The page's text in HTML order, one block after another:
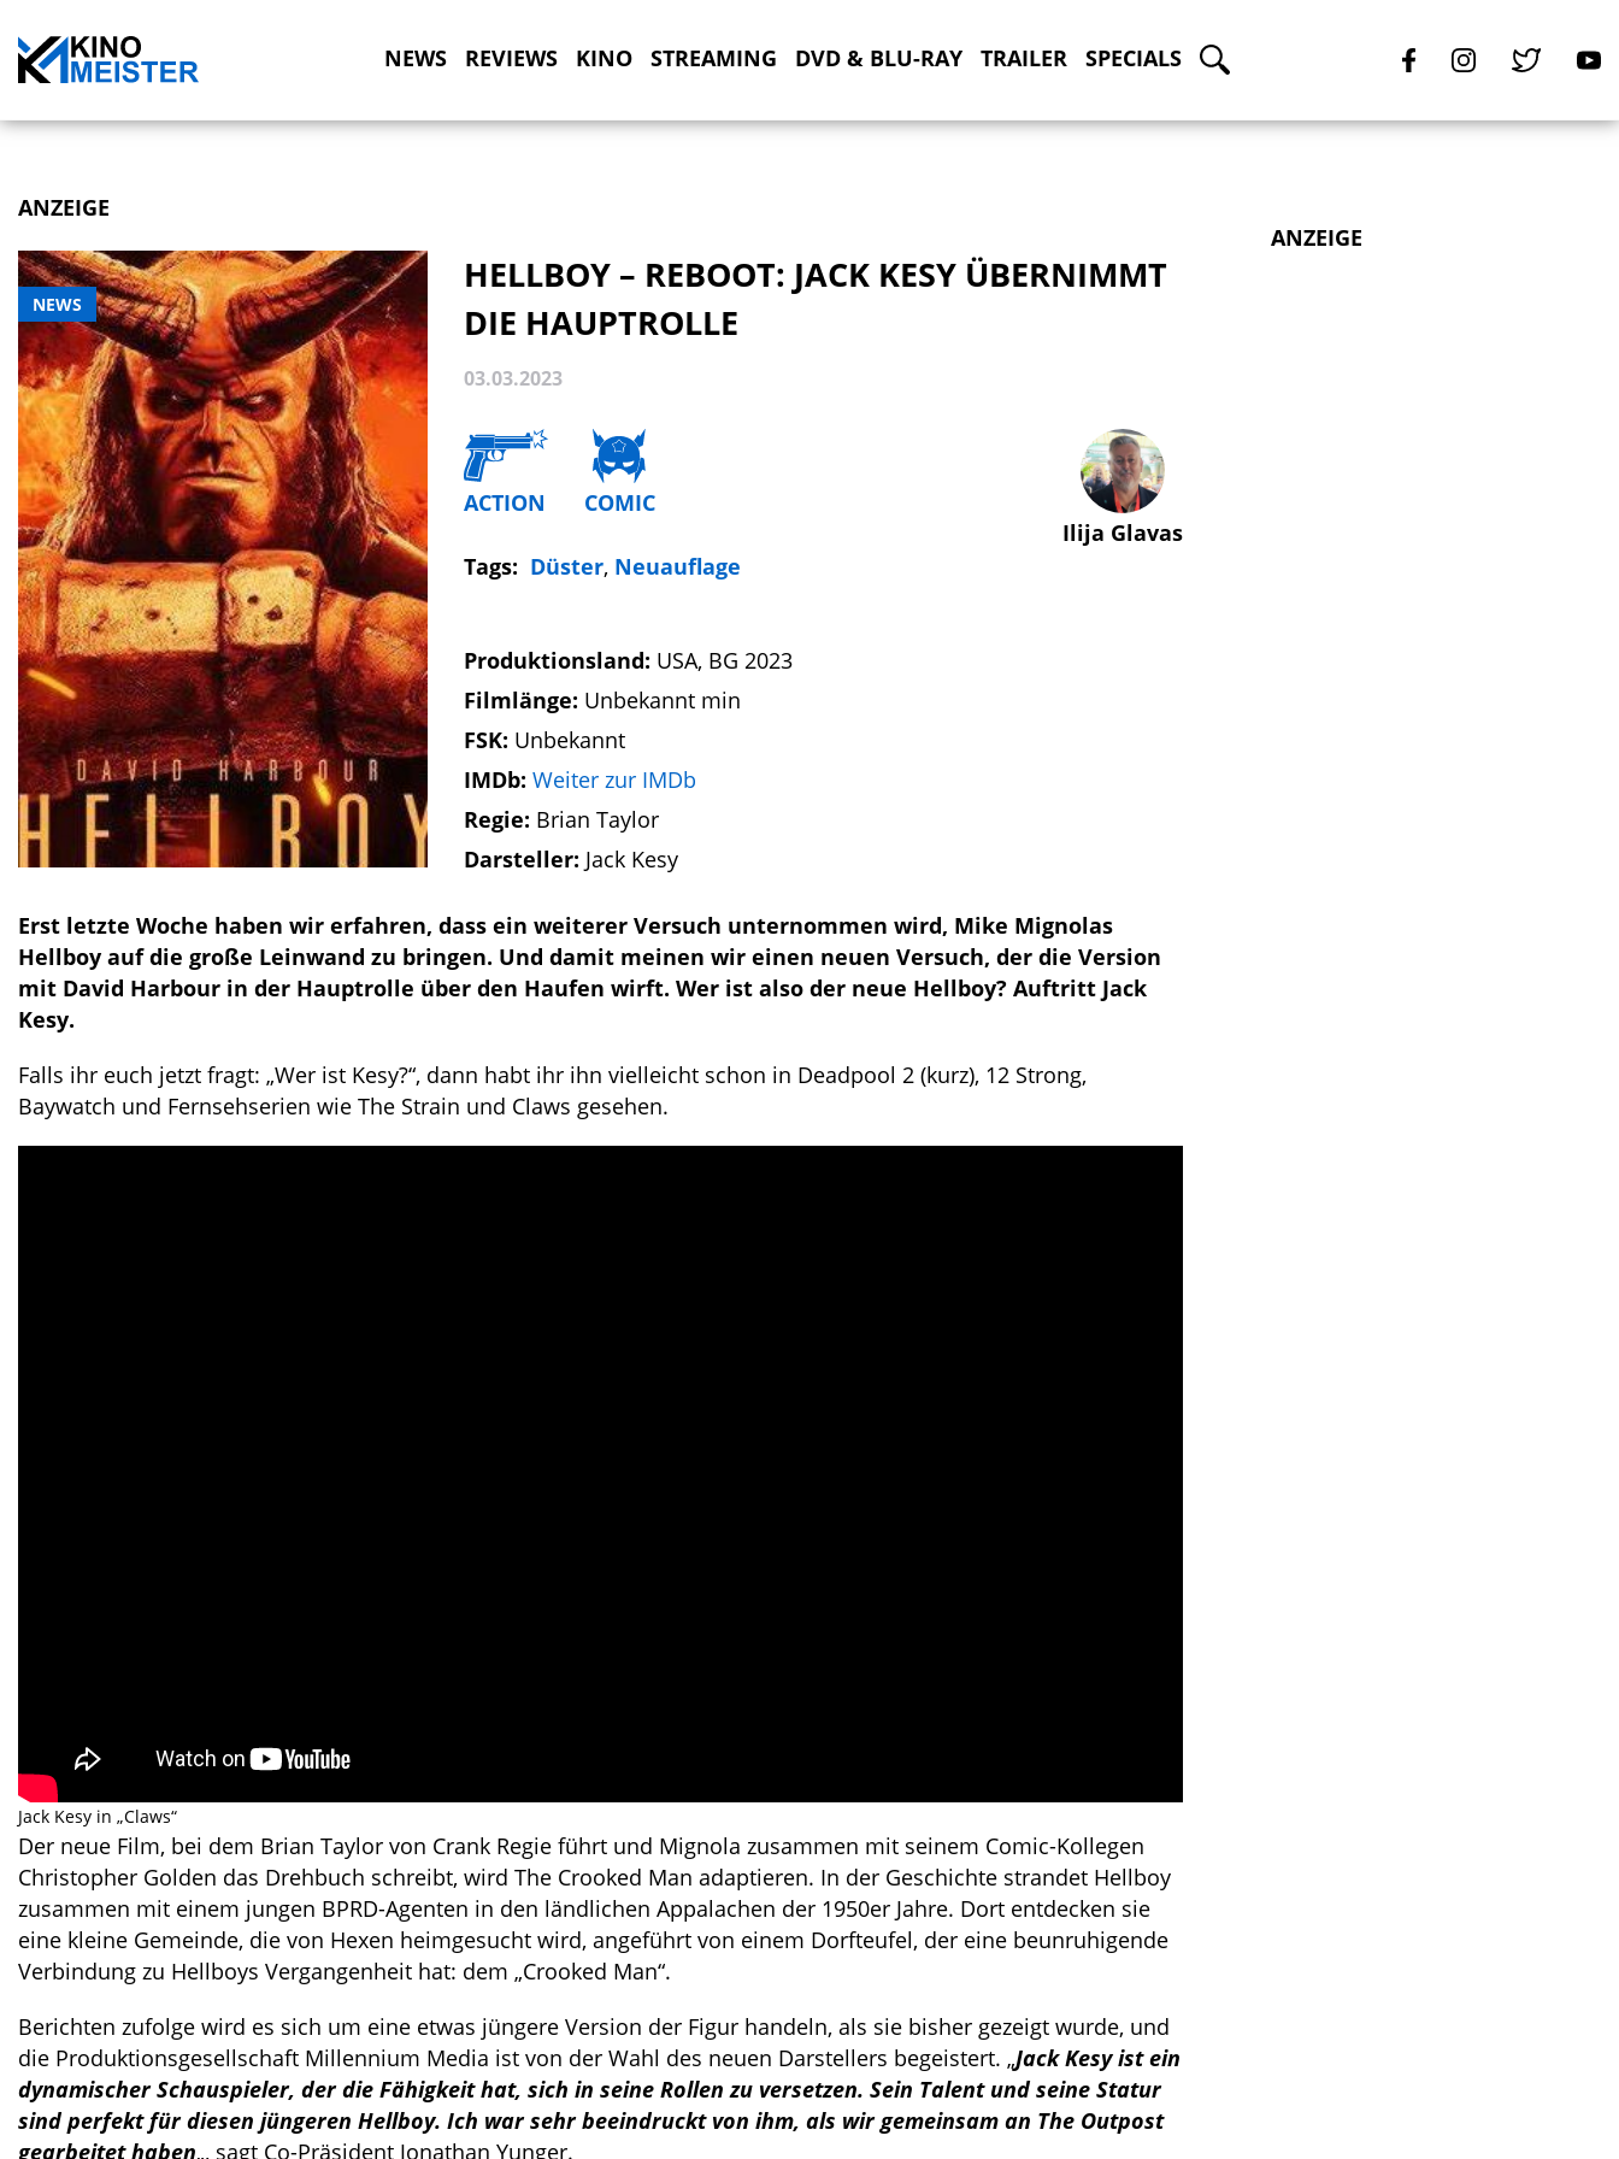
NEWS REVIEWS KINO STREAMING DVD & BLU-RAY TRAILER SPECIALS
ANZEIGE
NEWS
HELLBOY – REBOOT: JACK KESY ÜBERNIMMT
DIE HAUPTROLLE
03.03.2023
ACTION COMIC
Tags: Düster, Neuauflage
Ilija Glavas
Produktionsland: USA, BG 2023
Filmlänge: Unbekannt min
FSK: Unbekannt
IMDb: Weiter zur IMDb
Regie: Brian Taylor
Darsteller: Jack Kesy
Erst letzte Woche haben wir erfahren, dass ein weiterer Versuch unternommen wird, Mike Mignolas
Hellboy auf die große Leinwand zu bringen. Und damit meinen wir einen neuen Versuch, der die Version
mit David Harbour in der Hauptrolle über den Haufen wirft. Wer ist also der neue Hellboy? Auftritt Jack
Kesy.
Falls ihr euch jetzt fragt: „Wer ist Kesy?“, dann habt ihr ihn vielleicht schon in Deadpool 2 (kurz), 12 Strong,
Baywatch und Fernsehserien wie The Strain und Claws gesehen.
Jack Kesy in „Claws“
Der neue Film, bei dem Brian Taylor von Crank Regie führt und Mignola zusammen mit seinem Comic-Kollegen
Christopher Golden das Drehbuch schreibt, wird The Crooked Man adaptieren. In der Geschichte strandet Hellboy
zusammen mit einem jungen BPRD-Agenten in den ländlichen Appalachen der 1950er Jahre. Dort entdecken sie
eine kleine Gemeinde, die von Hexen heimgesucht wird, angeführt von einem Dorfteufel, der eine beunruhigende
Verbindung zu Hellboys Vergangenheit hat: dem „Crooked Man“.
Berichten zufolge wird es sich um eine etwas jüngere Version der Figur handeln, als sie bisher gezeigt wurde, und
die Produktionsgesellschaft Millennium Media ist von der Wahl des neuen Darstellers begeistert. „Jack Kesy ist ein
dynamischer Schauspieler, der die Fähigkeit hat, sich in seine Rollen zu versetzen. Sein Talent und seine Statur
sind perfekt für diesen jüngeren Hellboy. Ich war sehr beeindruckt von ihm, als wir gemeinsam an The Outpost
gearbeitet haben„, sagt Co-Präsident Jonathan Yunger.
ANZEIGE